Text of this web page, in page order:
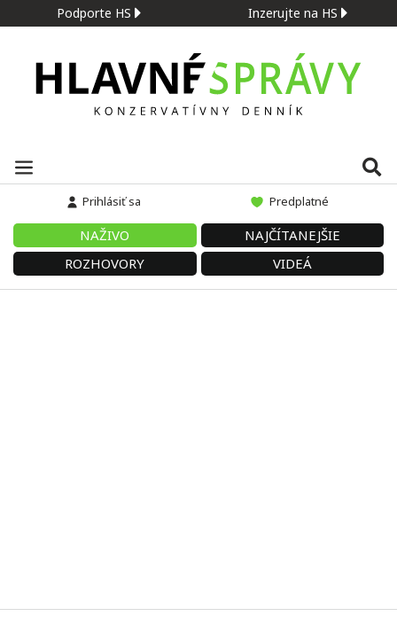
Podporte HS Inzerujte na HS
Prihlásiť sa Predplatné
NAŽIVO
NAJČÍTANEJŠIE
ROZHOVORY
VIDEÁ